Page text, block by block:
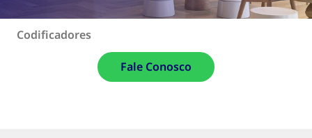
Codificadores
Fale Conosco